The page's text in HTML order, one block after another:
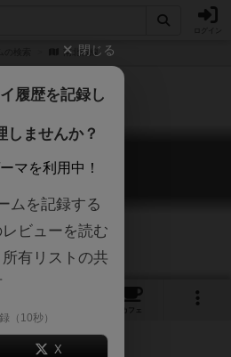
南北戦線
北戦線
Battle Line
カフェ
閉じる
履歴を記録し
しませんか？
マを利用中！
ムを記録する
ビューを読む
有リストの共
（10秒）
X